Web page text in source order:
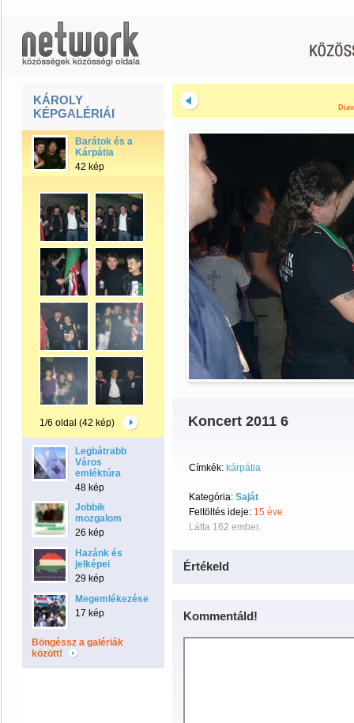
KÁROLY
KÉPGALÉRIÁI
Barátok és a
Kárpátia
42 kép
1/6 oldal (42 kép)
Legbátrabb
Város
emléktúra
48 kép
Jobbik
mozgalom
26 kép
Hazánk és
jelképei
29 kép
Megemlékezések
17 kép
Böngéssz a galériák
között!
Koncert 2011 6
Címkék: kárpátia
Kategória: Saját
Feltöltés ideje: 15 éve
Látta 162 ember.
Értékeld
Kommentáld!